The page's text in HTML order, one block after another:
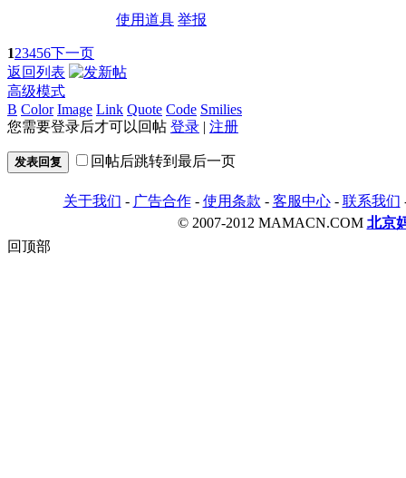
使用道具 举报
123456下一页
返回列表
高级模式
B Color Image Link Quote Code Smilies
您需要登录后才可以回帖 登录 | 注册
发表回复 回帖后跳转到最后一页
关于我们 - 广告合作- 使用条款 - 客服中心- 联系我们
© 2007-2012 MAMACN.COM 北京
回顶部